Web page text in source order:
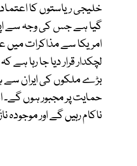
خلیجی ریاستوں کا اعتماد
گیا ہے جس کی وجہ سے
امریکا سے مذاکرات میں
لچکدار قرار دیا جا رہا
بڑے ملکوں کی ایران سے
حمایت پر مجبور ہوں گے۔
ناکام رہیں گے اور